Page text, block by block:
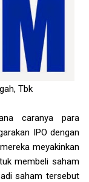
Tbk
caranya para
IPO dengan
meyakinkan
membeli saham
saham tersebut